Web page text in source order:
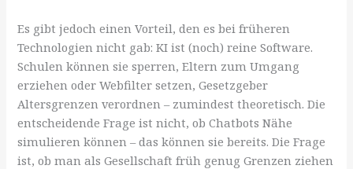
Es gibt jedoch einen Vorteil, den es bei früheren
Technologien nicht gab: KI ist (noch) reine Software.
Schulen können sie sperren, Eltern zum Umgang
erziehen oder Webfilter setzen, Gesetzgeber
Altersgrenzen verordnen – zumindest theoretisch. Die
entscheidende Frage ist nicht, ob Chatbots Nähe
simulieren können – das können sie bereits. Die Frage
ist, ob man als Gesellschaft früh genug Grenzen ziehen